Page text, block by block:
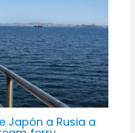
Japón a Rusia a